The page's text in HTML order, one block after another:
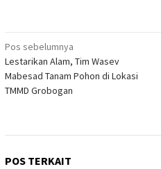
Navigasi
pos
Pos sebelumnya
Lestarikan Alam, Tim Wasev
Mabesad Tanam Pohon di Lokasi
TMMD Grobogan
POS TERKAIT